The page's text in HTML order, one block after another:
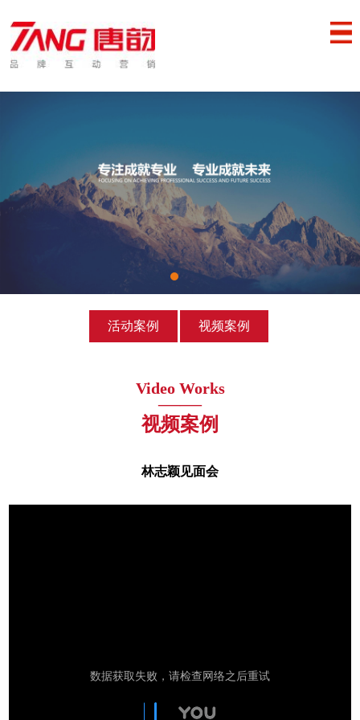
活动案例 视频案例
Video Works
——
视频案例
林志颖见面会